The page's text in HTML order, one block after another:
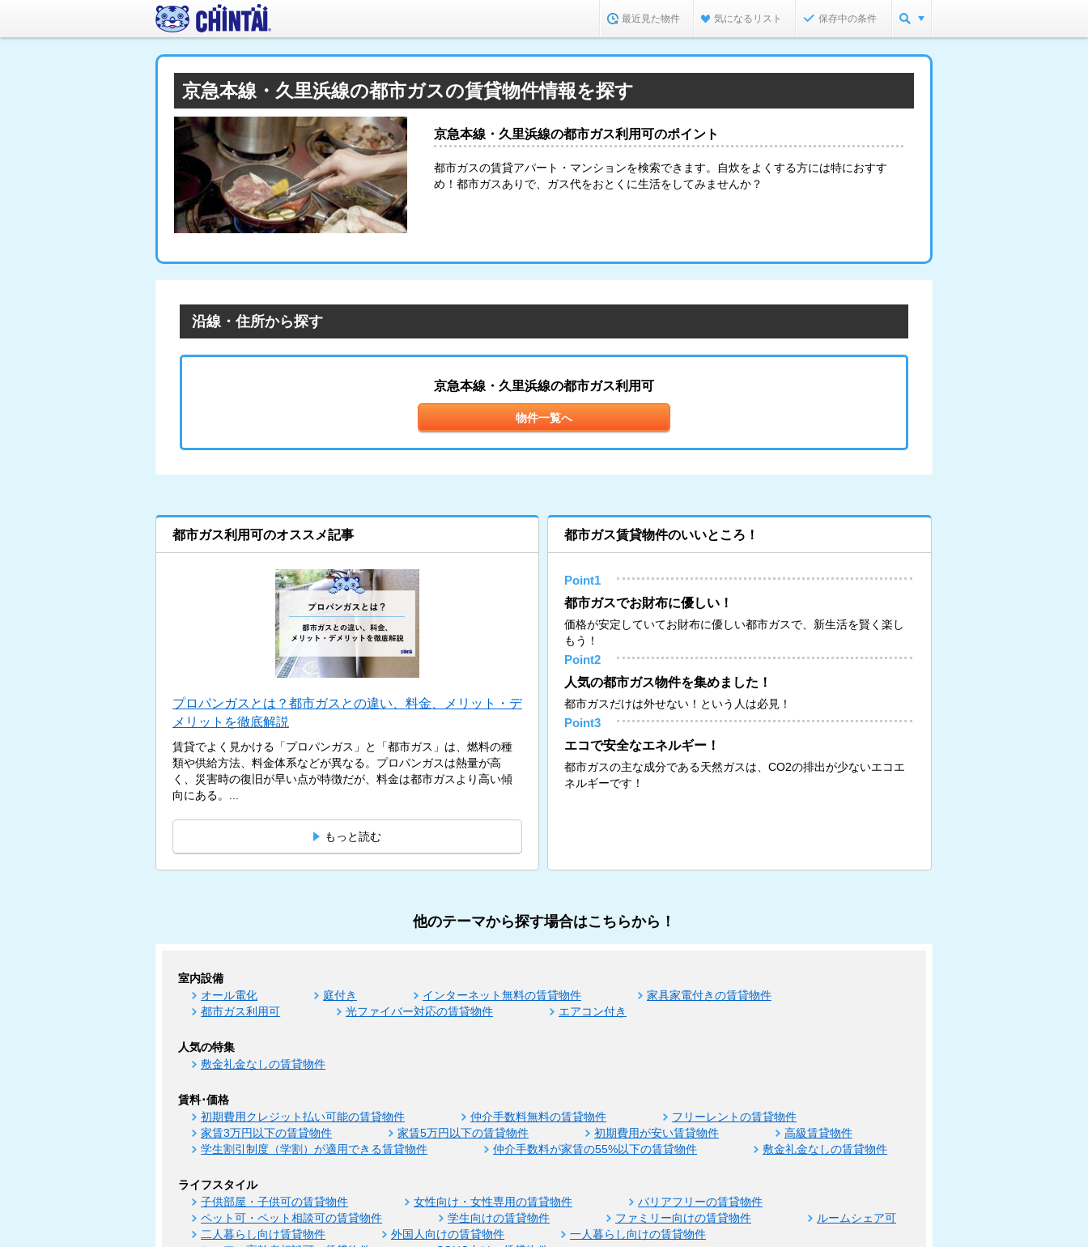
最近見た物件 気になるリスト 保存中の条件
京急本線・久里浜線の都市ガスの賃貸物件情報を探す
京急本線・久里浜線の都市ガス利用可のポイント
都市ガスの賃貸アパート・マンションを検索できます。自炊をよくする方には特におすす
め！都市ガスありで、ガス代をおとくに生活をしてみませんか？
沿線・住所から探す
京急本線・久里浜線の都市ガス利用可
物件一覧へ
都市ガス利用可のオススメ記事
プロパンガスとは？都市ガスとの違い、料金、メリット・デ
メリットを徹底解説
賃貸でよく見かける「プロパンガス」と「都市ガス」は、燃料の種
類や供給方法、料金体系などが異なる。プロパンガスは熱量が高
く、災害時の復旧が早い点が特徴だが、料金は都市ガスより高い傾
向にある。...
もっと読む
都市ガス賃貸物件のいいところ！
Point1
都市ガスでお財布に優しい！
価格が安定していてお財布に優しい都市ガスで、新生活を賢く楽し
もう！
Point2
人気の都市ガス物件を集めました！
都市ガスだけは外せない！という人は必見！
Point3
エコで安全なエネルギー！
都市ガスの主な成分である天然ガスは、CO2の排出が少ないエコエ
ネルギーです！
他のテーマから探す場合はこちらから！
室内設備
オール電化 庭付き インターネット無料の賃貸物件
家具家電付きの賃貸物件
都市ガス利用可
光ファイバー対応の賃貸物件 エアコン付き
人気の特集
敷金礼金なしの賃貸物件
賃料･価格
初期費用クレジット払い可能の賃貸物件 仲介手数料無料の賃貸物件
フリーレントの賃貸物件
家賃3万円以下の賃貸物件
家賃5万円以下の賃貸物件 初期費用が安い賃貸物件
高級賃貸物件
学生割引制度（学割）が適用できる賃貸物件
仲介手数料が家賃の55%以下の賃貸物件 敷金礼金なしの賃貸物件
ライフスタイル
子供部屋・子供可の賃貸物件 女性向け・女性専用の賃貸物件
バリアフリーの賃貸物件
ペット可・ペット相談可の賃貸物件
学生向けの賃貸物件 ファミリー向けの賃貸物件
ルームシェア可
二人暮らし向け賃貸物件
外国人向けの賃貸物件
一人暮らし向けの賃貸物件